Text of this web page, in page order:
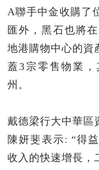
A聯手中金收購了
匯外，黑石也將
地港購物中心的資
蓋3宗零售物業
州。
戴德梁行大中華區
陳妍斐表示: “得
收入的快速增長，